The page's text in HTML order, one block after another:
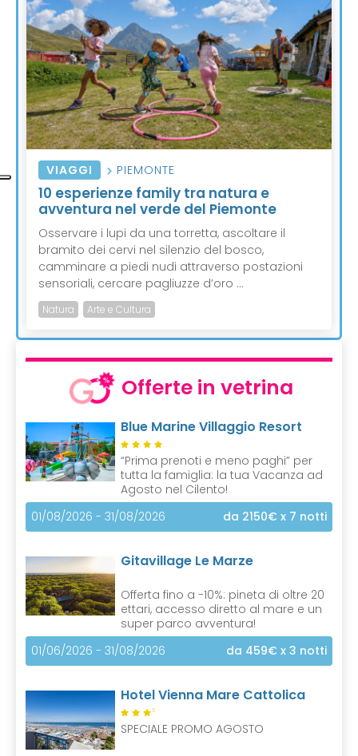
VIAGGI PIEMONTE
10 esperienze family tra natura e
avventura nel verde del Piemonte
Osservare i lupi da una torretta, ascoltare il
bramito dei cervi nel silenzio del bosco,
camminare a piedi nudi attraverso postazioni
sensoriali, cercare pagliuzze d’oro ...
Natura Arte e Cultura
Offerte in vetrina
Blue Marine Villaggio Resort
“Prima prenoti e meno paghi” per
tutta la famiglia: la tua Vacanza ad
Agosto nel Cilento!
01/08/2026 - 31/08/2026
da 2150€ x 7 notti
Gitavillage Le Marze
Offerta fino a -10%: pineta di oltre 20
ettari, accesso diretto al mare e un
super parco avventura!
01/06/2026 - 31/08/2026
da 459€ x 3 notti
Hotel Vienna Mare Cattolica
S
SPECIALE PROMO AGOSTO